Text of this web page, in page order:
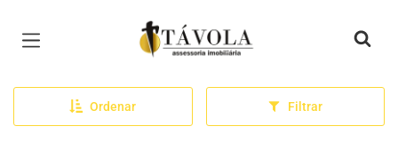
Página inicial
Ordenar Filtrar